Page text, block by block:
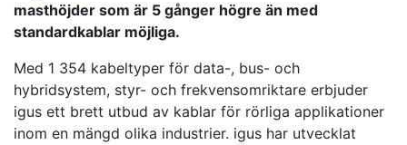
masthöjder som är 5 gånger högre än med
standardkablar möjliga.
Med 1 354 kabeltyper för data-, bus- och
hybridsystem, styr- och frekvensomriktare erbjuder
igus ett brett utbud av kablar för rörliga applikationer
inom en mängd olika industrier. igus har utvecklat